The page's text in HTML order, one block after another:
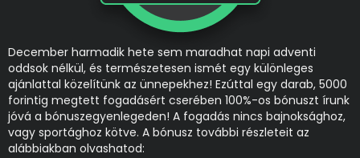
December harmadik hete sem maradhat napi adventi
oddsok nélkül, és természetesen ismét egy különleges
ajánlattal közelítünk az ünnepekhez! Ezúttal egy darab, 5000
forintig megtett fogadásért cserében 100%-os bónuszt írunk
jóvá a bónuszegyenlegeden! A fogadás nincs bajnoksághoz,
vagy sportághoz kötve. A bónusz további részleteit az
alábbiakban olvashatod: